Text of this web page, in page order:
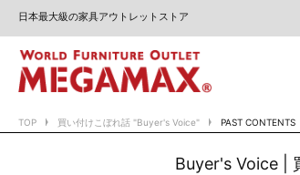
日本最大級の家具アウトレットストア
TOP 買い付けこぼれ話 "Buyer's Voice" PAST CONTENTS
Buyer's Voice |